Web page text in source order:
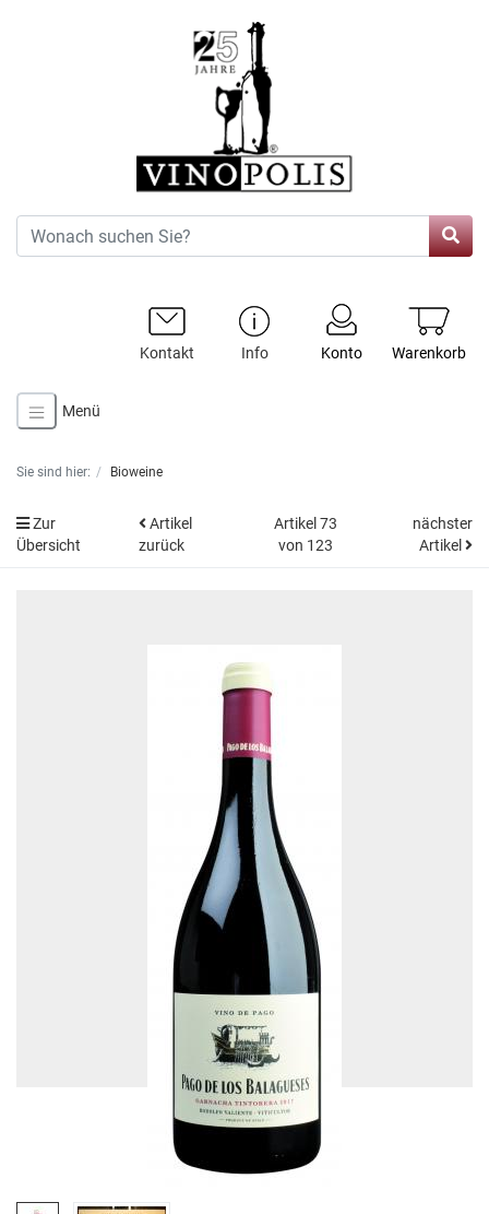
Warenkorb
Konto
Info
Kontakt
Menü
Sie sind hier: Bioweine
Zur
Übersicht
Artikel
zurück
Artikel 73
von 123
nächster
Artikel